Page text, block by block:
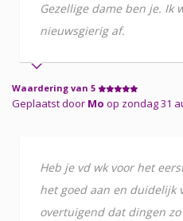
Gezellige dame ben je. Ik
nieuwsgierig af.
Waardering van 5
Geplaatst door Mo op zondag 31
Heb je vd wk voor het
het goed aan en duidelijk
overtuigend dat dingen